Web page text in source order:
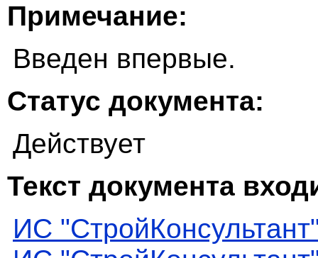
Примечание:
Введен впервые.
Статус документа:
Действует
Текст документа
ИС